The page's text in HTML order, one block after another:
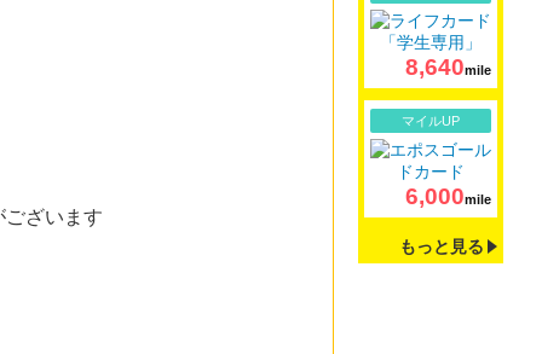
ざいます
8,640mile
マイルUP
6,000mile
もっと見る